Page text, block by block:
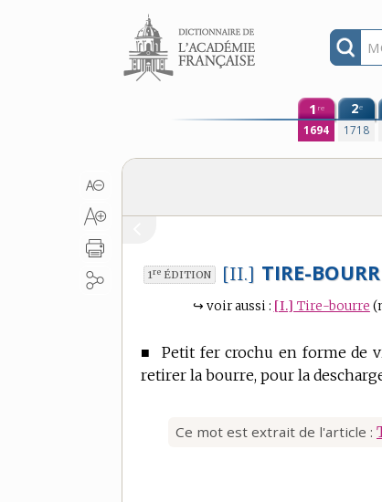
Aller au contenu
1 re
1694
2e
1718
1re ÉDITION [II.] TIRE-
↪ voir aussi : [I.] Tire-bourre
■ Petit fer crochu en forme de
retirer la bourre, pour la
Ce mot est extrait de l'article :